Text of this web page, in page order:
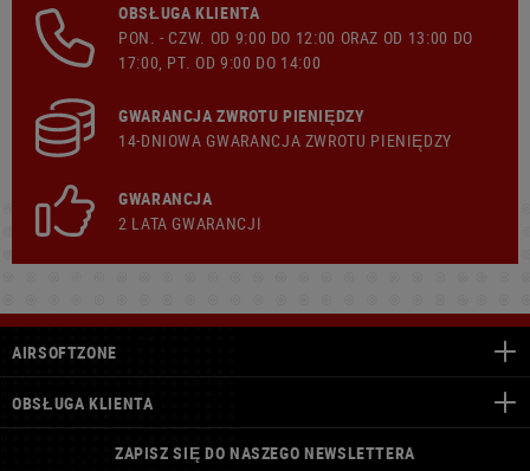
OBSŁUGA KLIENTA
PON. - CZW. OD 9:00 DO 12:00 ORAZ OD 13:00 DO
17:00, PT. OD 9:00 DO 14:00
GWARANCJA ZWROTU PIENIĘDZY
14-DNIOWA GWARANCJA ZWROTU PIENIĘDZY
GWARANCJA
2 LATA GWARANCJI
AIRSOFTZONE
OBSŁUGA KLIENTA
ZAPISZ SIĘ DO NASZEGO NEWSLETTERA